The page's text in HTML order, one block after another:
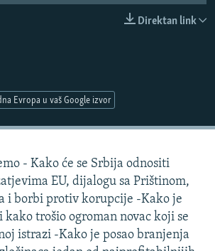
U BIH
Direktan link
Evropa u vaš Google izvor
- Kako će se Srbija odnositi
EU, dijalogu sa Prištinom,
i borbi protiv korupcije -Kako je
kako trošio ogroman novac koji se
istrazi -Kako je posao branjenja